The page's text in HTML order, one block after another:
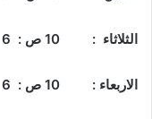
الثلاثاء : 10 ص : 6 م
الاربعاء : 10 ص : 6 م